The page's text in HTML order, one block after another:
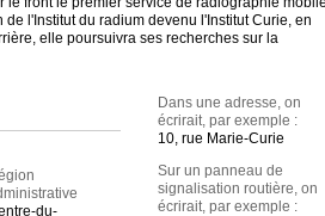
l'Institut du radium devenu l'Institut Curie, en
elle poursuivra ses recherches sur la
du-
Dans une adresse, on
écrirait, par exemple :
10, rue Marie-Curie
Sur un panneau de
signalisation routière, on
écrirait, par exemple :